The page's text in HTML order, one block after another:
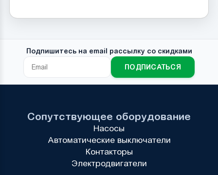
Подпишитесь на email рассылку со скидками
ПОДПИСАТЬСЯ
Сопутствующее оборудование
Насосы
Автоматические выключатели
Контакторы
Электродвигатели